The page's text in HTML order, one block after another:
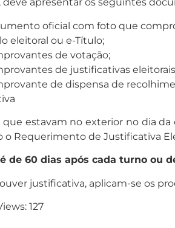
oficial com foto que
eleitoral ou e-Título;
de votação;
de justificativas
de dispensa de
que estavam no exterior no dia
o Requerimento de Justificativa
de 60 dias após cada turno ou
justificativa, aplicam-se os
127